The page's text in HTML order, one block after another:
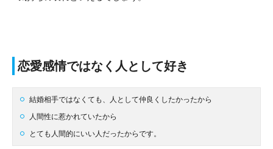
恋愛感情ではなく人として好き
結婚相手ではなくても、人として仲良くしたかったから
人間性に惹かれていたから
とても人間的にいい人だったからです。